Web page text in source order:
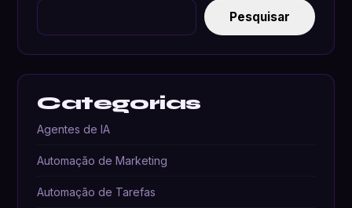
Pesquisar
Categorias
Agentes de IA
Automação de Marketing
Automação de Tarefas